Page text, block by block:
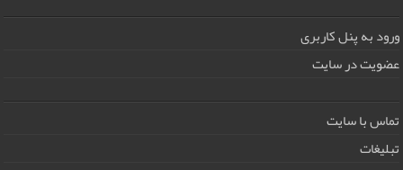
ورود به پنل کاربری
عضویت در سایت
تماس با سایت
تبلیغات